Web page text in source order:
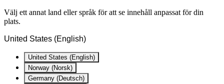
Välj ett annat land eller språk för att se innehåll anpassat för din
plats.
United States (English)
United States (English)
Norway (Norsk)
Germany (Deutsch)